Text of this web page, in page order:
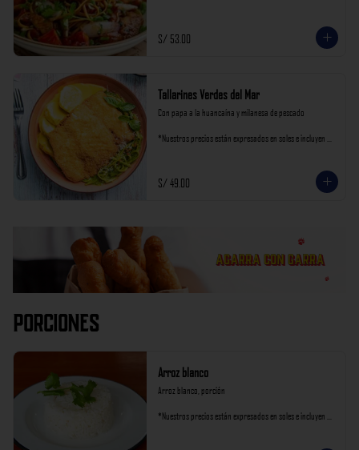
S/ 53.00
Tallarines Verdes del Mar
Con papa a la huancaína y milanesa de pescado
*Nuestros precios están expresados en soles e incluyen
S/ 49.00
Porciones
Arroz blanco
Arroz blanco, porción
*Nuestros precios están expresados en soles e incluyen